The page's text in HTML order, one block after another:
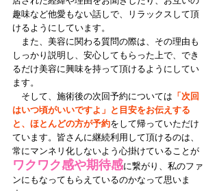
趣味など他愛もない話しで、リラックスして頂
けるようにしています。
また、美容に関わる質問の際は、その理由も
しっかり説明し、安心してもらった上で、でき
るだけ美容に興味を持って頂けるようにしてい
ます。
そして、施術後の次回予約については 「次回
はいつ頃がいいですよ」と目安をお伝えする
と、ほとんどの方が予約をして帰っていただけ
ています。皆さんに継続利用して頂けるのは、
常にマンネリ化しないよう心掛けていることが
ワクワク感や期待感に繋がり、私のファ
ンにもなってもらえているのかなって思いま